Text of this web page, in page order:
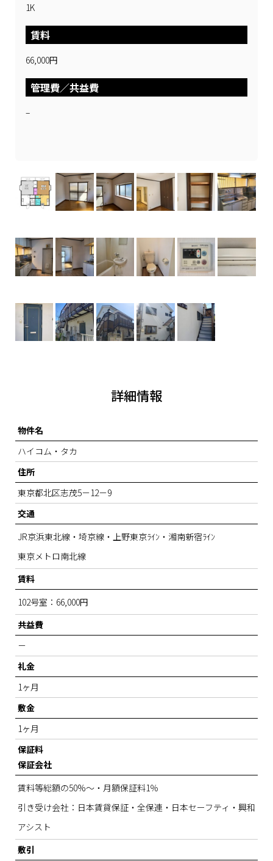
1K
賃料
66,000円
管理費／共益費
–
詳細情報
物件名
ハイコム・タカ
住所
東京都北区志茂5－12－9
交通
JR京浜東北線・埼京線・上野東京ﾗｲﾝ・湘南新宿ﾗｲﾝ
東京メトロ南北線
賃料
102号室：66,000円
共益費
－
礼金
1ヶ月
敷金
1ヶ月
保証料
保証会社
賃料等総額の50%～・月額保証料1％
引き受け会社：日本賃貸保証・全保連・日本セーフティ・興和
アシスト
敷引